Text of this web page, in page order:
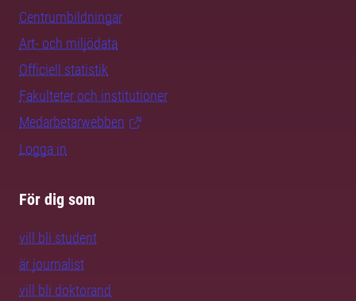
Centrumbildningar
Art- och miljödata
Officiell statistik
Fakulteter och institutioner
Medarbetarwebben
Logga in
För dig som
vill bli student
är journalist
vill bli doktorand